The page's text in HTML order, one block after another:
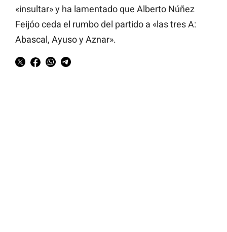
«insultar» y ha lamentado que Alberto Núñez
Feijóo ceda el rumbo del partido a «las tres A:
Abascal, Ayuso y Aznar».